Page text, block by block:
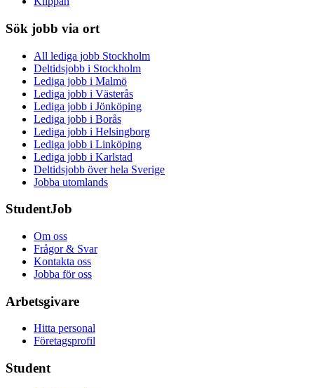
Sök jobb via ort
All lediga jobb Stockholm
Deltidsjobb i Stockholm
Lediga jobb i Malmö
Lediga jobb i Västerås
Lediga jobb i Jönköping
Lediga jobb i Borås
Lediga jobb i Helsingborg
Lediga jobb i Linköping
Lediga jobb i Karlstad
Deltidsjobb över hela Sverige
Jobba utomlands
StudentJob
Om oss
Frågor & Svar
Kontakta oss
Jobba för oss
Arbetsgivare
Hitta personal
Företagsprofil
Student